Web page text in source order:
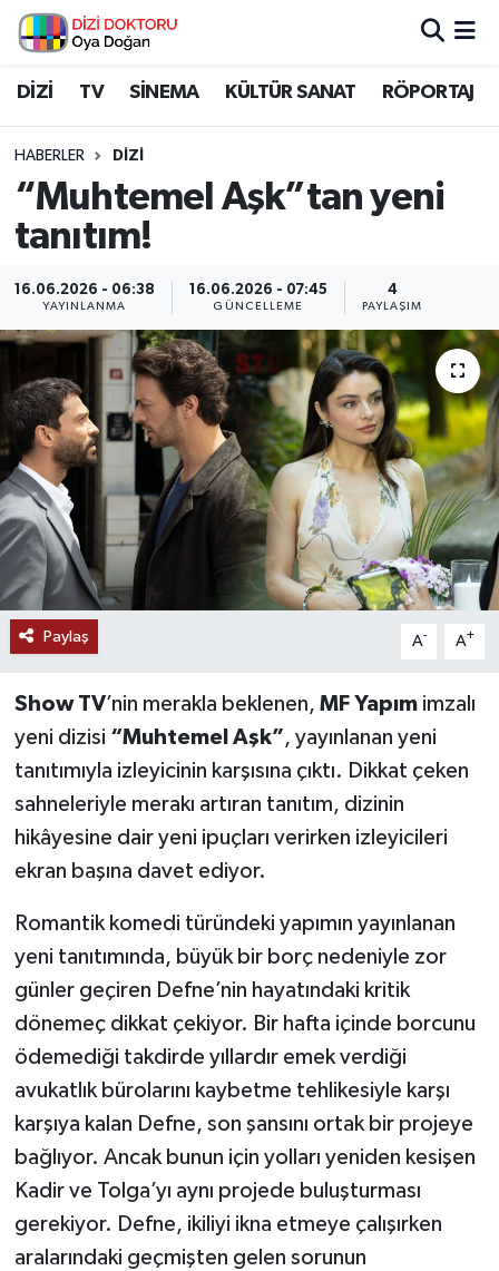
DİZİ TV SİNEMA KÜLTÜR SANAT RÖPORTAJ
HABERLER DİZİ
“Muhtemel Aşk”tan yeni
tanıtım!
16.06.2026 - 06:38
YAYINLANMA
16.06.2026 - 07:45
GÜNCELLEME
4
PAYLAŞIM
Paylaş A- A+
Show TV’nin merakla beklenen, MF Yapımimzalı
yeni dizisi “Muhtemel Aşk”, yayınlanan yeni
tanıtımıyla izleyicinin karşısına çıktı. Dikkat çeken
sahneleriyle merakı artıran tanıtım, dizinin
hikâyesine dair yeni ipuçları verirken izleyicileri
ekran başına davet ediyor.
Romantik komedi türündeki yapımın yayınlanan
yeni tanıtımında, büyük bir borç nedeniyle zor
günler geçiren Defne’nin hayatındaki kritik
dönemeç dikkat çekiyor. Bir hafta içinde borcunu
ödemediği takdirde yıllardır emek verdiği
avukatlık bürolarını kaybetme tehlikesiyle karşı
karşıya kalan Defne, son şansını ortak bir projeye
bağlıyor. Ancak bunun için yolları yeniden kesişen
Kadir ve Tolga’yı aynı projede buluşturması
gerekiyor. Defne, ikiliyi ikna etmeye çalışırken
aralarındaki geçmişten gelen sorunun
İstanbul Nöbetçi Eczaneler
İstanbul Namaz Vakitleri
İstanbul Trafik Yoğunluk Haritası
Süper Lig Puan Durumu ve Fikstür
Tüm Manşetler
Son Dakika Haberleri
Haber Arşivi